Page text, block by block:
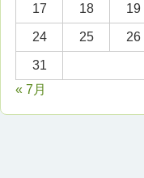
17 18 19
24 25 26
31
« 7月